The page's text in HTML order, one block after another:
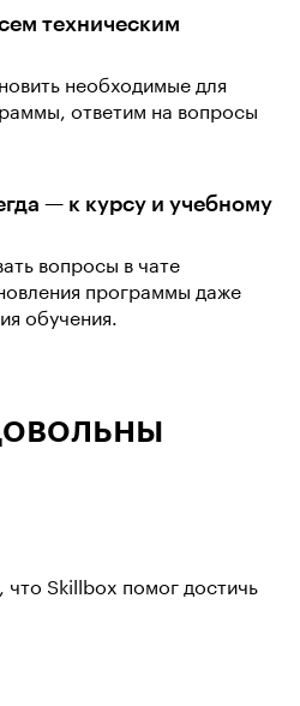
техническим
необходимые для
ответим на вопросы
— к курсу и учебному
вопросы в чате
программы даже
обучения.
что Skillbox помог достичь